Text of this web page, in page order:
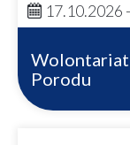
17.10.2026
Wolontariat
Porodu